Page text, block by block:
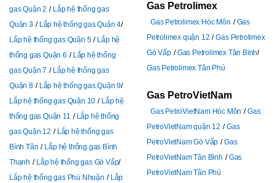
gas Quận 2
Lắp hệ thống gas
Quận 3
Lắp hệ thống gas Quận 4
Lắp hệ thống gas Quận 5
Lắp hệ
thống gas Quận 6
Lắp hệ thống
gas Quận 7
Lắp hệ thống gas
Quận 8
Lắp hệ thống gas Quận 9
Lắp hệ thống gas Quận 10
Lắp hệ
thống gas Quận 11
Lắp hệ thống
gas Quận 12
Lắp hệ thống gas
Bình Tân
Lắp hệ thống gas Bình
Thạnh
Lắp hệ thống gas Gò Vấp
Lắp hệ thống gas Phú Nhuận
Lắp
Gas Petrolimex
Gas Petrolimex Hóc Môn
Gas
Petrolimex quận 12
Gas Petrolimex
Gò Vấp
Gas Petrolimex Tân Bình
Gas Petrolimex Tân Phú
Gas PetroVietNam
Gas PetroVietNam Hóc Môn
Gas
PetroVietNam quận 12
Gas
PetroVietNam Gò Vấp
Gas
PetroVietNam Tân Bình
Gas
PetroVietNam Tân Phú